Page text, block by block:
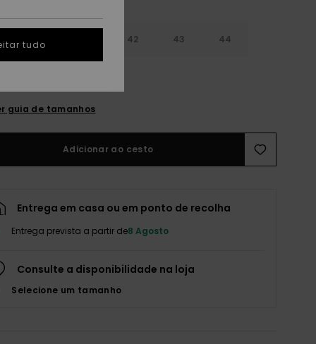
40 42 43 44
guia de tamanhos
Adicionar ao cesto
Entrega em casa ou em ponto de recolha
Entrega prevista a partir de8 Agosto
Consulte a disponibilidade na loja
Selecione um tamanho
tudo